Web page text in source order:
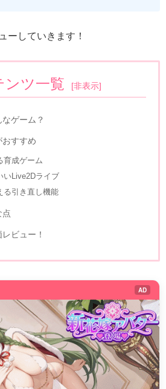
ーしていきます！
ンツ一覧 [非表示]
ゲーム？
おすすめ
育成ゲーム
いLive2Dライブ
る引き直し機能
点
ビュー！
AD